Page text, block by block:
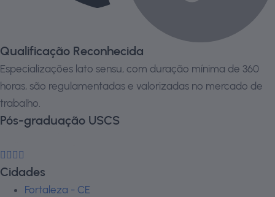
Qualificação Reconhecida
Especializações lato sensu, com duração mínima de 360
horas, são regulamentadas e valorizadas no mercado de
trabalho.
Pós-graduação USCS
Cidades
Fortaleza - CE